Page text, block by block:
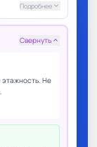
Подробнее keyboard_arrow_down
Свернуть keyboard_arrow_up
этажность. Не